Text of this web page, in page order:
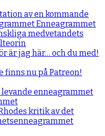
av en kommande
Enneagrammet
medvetandets
är jag här… och du med!
finns nu på Patreon!
levande enneagrammet
kritik av det